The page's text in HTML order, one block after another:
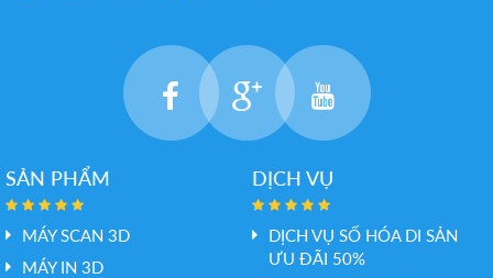
SẢN PHẨM
MÁY SCAN 3D
MÁY IN 3D
DỊCH VỤ
DỊCH VỤ SỐ HÓA DI SẢN
ƯU ĐÃI 50%